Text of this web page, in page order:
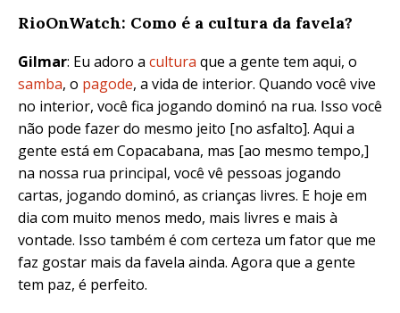
RioOnWatch: Como é a cultura da favela?
Gilmar: Eu adoro a cultura que a gente tem aqui, o
samba, o pagode, a vida de interior. Quando você vive
no interior, você fica jogando dominó na rua. Isso você
não pode fazer do mesmo jeito [no asfalto]. Aqui a
gente está em Copacabana, mas [ao mesmo tempo,]
na nossa rua principal, você vê pessoas jogando
cartas, jogando dominó, as crianças livres. E hoje em
dia com muito menos medo, mais livres e mais à
vontade. Isso também é com certeza um fator que me
faz gostar mais da favela ainda. Agora que a gente
tem paz, é perfeito.